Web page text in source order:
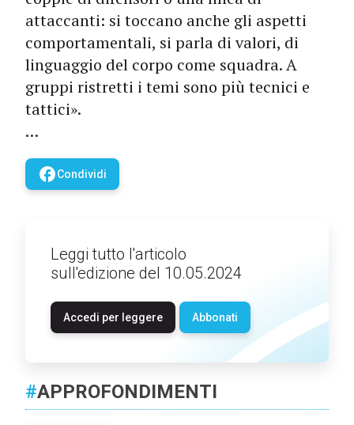
attaccanti: si toccano anche gli aspetti
comportamentali, si parla di valori, di
linguaggio del corpo come squadra. A
gruppi ristretti i temi sono più tecnici e
tattici».
…
facebookCondividi
Leggi tutto l'articolo
sull'edizione del 10.05.2024
Accedi per leggere Abbonati
#APPROFONDIMENTI